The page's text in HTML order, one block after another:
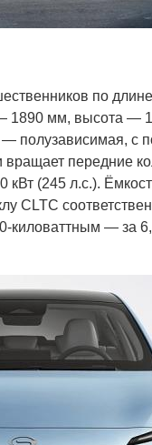
по
мм, высота —
полузависимая, с
передние
кВт (245 л.с.).
CLTC
киловаттным — за